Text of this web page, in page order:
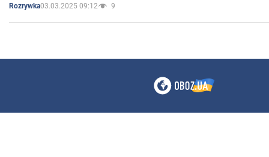
Rozrywka03.03.2025 09:12 9